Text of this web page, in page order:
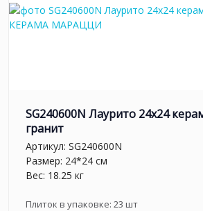
SG240600N Лаурито 24x24
гранит
Артикул: SG240600N
Размер: 24*24 см
Вес: 18.25 кг
Плиток в упаковке: 23 шт